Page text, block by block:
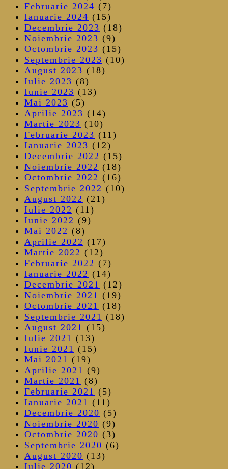
Februarie 2024 (7)
Ianuarie 2024 (15)
Decembrie 2023 (18)
Noiembrie 2023 (9)
Octombrie 2023 (15)
Septembrie 2023 (10)
August 2023 (18)
Iulie 2023 (8)
Iunie 2023 (13)
Mai 2023 (5)
Aprilie 2023 (14)
Martie 2023 (10)
Februarie 2023 (11)
Ianuarie 2023 (12)
Decembrie 2022 (15)
Noiembrie 2022 (18)
Octombrie 2022 (16)
Septembrie 2022 (10)
August 2022 (21)
Iulie 2022 (11)
Iunie 2022 (9)
Mai 2022 (8)
Aprilie 2022 (17)
Martie 2022 (12)
Februarie 2022 (7)
Ianuarie 2022 (14)
Decembrie 2021 (12)
Noiembrie 2021 (19)
Octombrie 2021 (18)
Septembrie 2021 (18)
August 2021 (15)
Iulie 2021 (13)
Iunie 2021 (15)
Mai 2021 (19)
Aprilie 2021 (9)
Martie 2021 (8)
Februarie 2021 (5)
Ianuarie 2021 (11)
Decembrie 2020 (5)
Noiembrie 2020 (9)
Octombrie 2020 (3)
Septembrie 2020 (6)
August 2020 (13)
Iulie 2020 (12)